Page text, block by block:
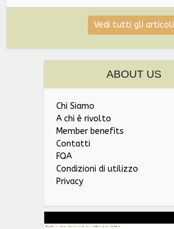
Vedi tutti gli articoli
ABOUT US
Chi Siamo
A chi è rivolto
Member benefits
Contatti
FQA
Condizioni di utilizzo
Privacy